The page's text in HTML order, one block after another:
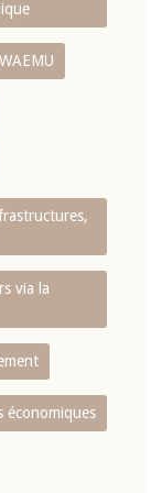
via la
économiques